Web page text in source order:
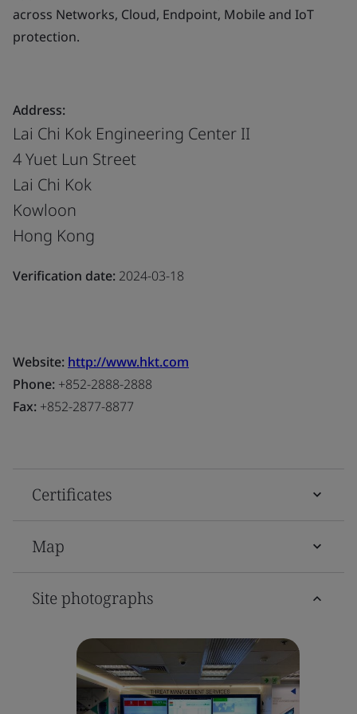
across Networks, Cloud, Endpoint, Mobile and IoT
protection.
Address:
Lai Chi Kok Engineering Center II
4 Yuet Lun Street
Lai Chi Kok
Kowloon
Hong Kong
Verification date: 2024-03-18
Website: http://www.hkt.com
Phone: +852-2888-2888
Fax: +852-2877-8877
Certificates
Map
Site photographs